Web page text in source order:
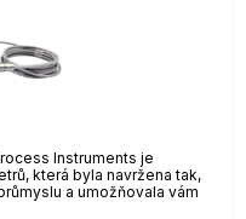
Instruments je
která byla navržena tak,
a umožňovala vám